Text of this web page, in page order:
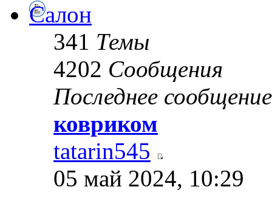
Салон
341 Темы
4202 Сообщения
Последнее сообщение
ковриком
tatarin545
05 май 2024, 10:29